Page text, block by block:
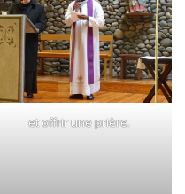
et offrir une prière.